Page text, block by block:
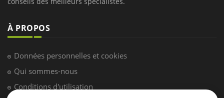
À PROPOS
Données personnelles et cookies
Qui sommes-nous
Conditions d'utilisation